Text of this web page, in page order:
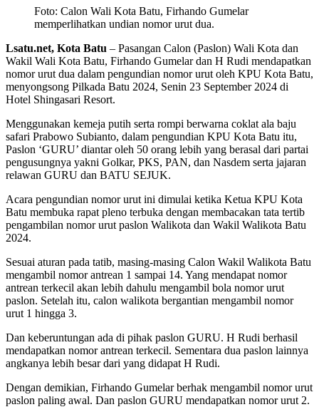
Foto: Calon Wali Kota Batu, Firhando Gumelar
memperlihatkan undian nomor urut dua.
Lsatu.net, Kota Batu – Pasangan Calon (Paslon) Wali Kota dan
Wakil Wali Kota Batu, Firhando Gumelar dan H Rudi mendapatkan
nomor urut dua dalam pengundian nomor urut oleh KPU Kota Batu,
menyongsong Pilkada Batu 2024, Senin 23 September 2024 di
Hotel Shingasari Resort.
Menggunakan kemeja putih serta rompi berwarna coklat ala baju
safari Prabowo Subianto, dalam pengundian KPU Kota Batu itu,
Paslon ‘GURU’ diantar oleh 50 orang lebih yang berasal dari partai
pengusungnya yakni Golkar, PKS, PAN, dan Nasdem serta jajaran
relawan GURU dan BATU SEJUK.
Acara pengundian nomor urut ini dimulai ketika Ketua KPU Kota
Batu membuka rapat pleno terbuka dengan membacakan tata tertib
pengambilan nomor urut paslon Walikota dan Wakil Walikota Batu
2024.
Sesuai aturan pada tatib, masing-masing Calon Wakil Walikota Batu
mengambil nomor antrean 1 sampai 14. Yang mendapat nomor
antrean terkecil akan lebih dahulu mengambil bola nomor urut
paslon. Setelah itu, calon walikota bergantian mengambil nomor
urut 1 hingga 3.
Dan keberuntungan ada di pihak paslon GURU. H Rudi berhasil
mendapatkan nomor antrean terkecil. Sementara dua paslon lainnya
angkanya lebih besar dari yang didapat H Rudi.
Dengan demikian, Firhando Gumelar berhak mengambil nomor urut
paslon paling awal. Dan paslon GURU mendapatkan nomor urut 2.